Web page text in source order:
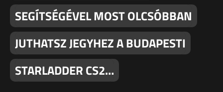
SEGÍTSÉGÉVEL MOST OLCSÓBBAN
JUTHATSZ JEGYHEZ A BUDAPESTI
STARLADDER CS2…